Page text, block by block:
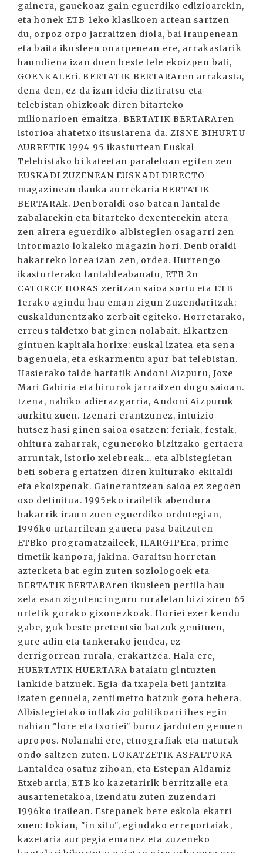
gainera, gauekoaz gain eguerdiko edizioarekin,
eta honek ETB 1eko klasikoen artean sartzen
du, orpoz orpo jarraitzen diola, bai iraupenean
eta baita ikusleen onarpenean ere, arrakastarik
haundiena izan duen beste tele ekoizpen bati,
GOENKALEri. BERTATIK BERTARAren arrakasta,
dena den, ez da izan ideia diztiratsu eta
telebistan ohizkoak diren bitarteko
milionarioen emaitza. BERTATIK BERTARAren
istorioa ahatetxo itsusiarena da. ZISNE BIHURTU
AURRETIK 1994 95 ikasturtean Euskal
Telebistako bi kateetan paraleloan egiten zen
EUSKADI ZUZENEAN EUSKADI DIRECTO
magazinean dauka aurrekaria BERTATIK
BERTARAk. Denboraldi oso batean lantalde
zabalarekin eta bitarteko dexenterekin atera
zen airera eguerdiko albistegien osagarri zen
informazio lokaleko magazin hori. Denboraldi
bakarreko lorea izan zen, ordea. Hurrengo
ikasturterako lantaldeabanatu, ETB 2n
CATORCE HORAS zeritzan saioa sortu eta ETB
1erako agindu hau eman zigun Zuzendaritzak:
euskaldunentzako zerbait egiteko. Horretarako,
erreus taldetxo bat ginen nolabait. Elkartzen
gintuen kapitala horixe: euskal izatea eta sena
bagenuela, eta eskarmentu apur bat telebistan.
Hasierako talde hartatik Andoni Aizpuru, Joxe
Mari Gabiria eta hirurok jarraitzen dugu saioan.
Izena, nahiko adierazgarria, Andoni Aizpuruk
aurkitu zuen. Izenari erantzunez, intuizio
hutsez hasi ginen saioa osatzen: feriak, festak,
ohitura zaharrak, eguneroko bizitzako gertaera
arruntak, istorio xelebreak... eta albistegietan
beti sobera gertatzen diren kulturako ekitaldi
eta ekoizpenak. Gainerantzean saioa ez zegoen
oso definitua. 1995eko irailetik abendura
bakarrik iraun zuen eguerdiko ordutegian,
1996ko urtarrilean gauera pasa baitzuten
ETBko programatzaileek, ILARGIPEra, prime
timetik kanpora, jakina. Garaitsu horretan
azterketa bat egin zuten soziologoek eta
BERTATIK BERTARAren ikusleen perfila hau
zela esan ziguten: inguru ruraletan bizi ziren 65
urtetik gorako gizonezkoak. Horiei ezer kendu
gabe, guk beste pretentsio batzuk genituen,
gure adin eta tankerako jendea, ez
derrigorrean rurala, erakartzea. Hala ere,
HUERTATIK HUERTARA bataiatu gintuzten
lankide batzuek. Egia da txapela beti jantzita
izaten genuela, zentimetro batzuk gora behera.
Albistegietako inflakzio politikoari ihes egin
nahian "lore eta txoriei" buruz jarduten genuen
apropos. Nolanahi ere, etnografiak eta naturak
ondo saltzen zuten. LOKATZETIK ASFALTORA
Lantaldea osatuz zihoan, eta Estepan Aldamiz
Etxebarria, ETB ko kazetaririk berritzaile eta
ausartenetakoa, izendatu zuten zuzendari
1996ko irailean. Estepanek bere eskola ekarri
zuen: tokian, "in situ", egindako erreportaiak,
kazetaria aurpegia emanez eta zuzeneko